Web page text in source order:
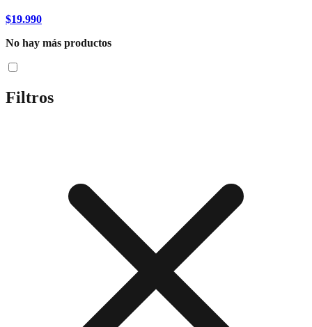
$19.990
No hay más productos
Filtros